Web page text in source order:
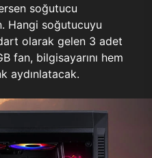
soğutucu
Hangi soğutucuyu
olarak gelen 3 adet
fan, bilgisayarını hem
aydınlatacak.